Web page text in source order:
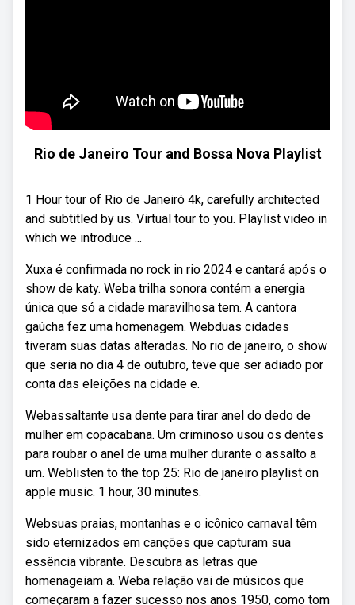
Rio de Janeiro Tour and Bossa Nova Playlist
1 Hour tour of Rio de Janeiró 4k, carefully architected
and subtitled by us. Virtual tour to you. Playlist video in
which we introduce ...
Xuxa é confirmada no rock in rio 2024 e cantará após o
show de katy. Weba trilha sonora contém a energia
única que só a cidade maravilhosa tem. A cantora
gaúcha fez uma homenagem. Webduas cidades
tiveram suas datas alteradas. No rio de janeiro, o show
que seria no dia 4 de outubro, teve que ser adiado por
conta das eleições na cidade e.
Webassaltante usa dente para tirar anel do dedo de
mulher em copacabana. Um criminoso usou os dentes
para roubar o anel de uma mulher durante o assalto a
um. Weblisten to the top 25: Rio de janeiro playlist on
apple music. 1 hour, 30 minutes.
Websuas praias, montanhas e o icônico carnaval têm
sido eternizados em canções que capturam sua
essência vibrante. Descubra as letras que
homenageiam a. Weba relação vai de músicos que
começaram a fazer sucesso nos anos 1950, como tom